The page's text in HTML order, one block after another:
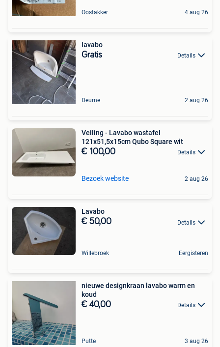
Oostakker 4 aug 26
lavabo
Gratis Details
Deurne 2 aug 26
Veiling - Lavabo wastafel
121x51,5x15cm Qubo Square wit
€ 100,00 Details
Bezoek website 2 aug 26
Lavabo
€ 50,00 Details
Willebroek Eergisteren
nieuwe designkraan lavabo warm en
koud
€ 40,00 Details
Putte 3 aug 26